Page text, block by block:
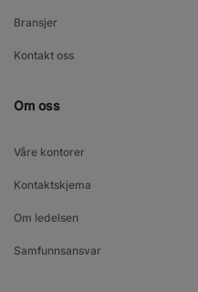
Bransjer
Kontakt oss
Om oss
Våre kontorer
Kontaktskjema
Om ledelsen
Samfunnsansvar